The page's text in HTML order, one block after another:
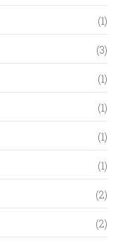
(1)
(3)
(1)
(1)
(1)
(1)
(2)
(2)